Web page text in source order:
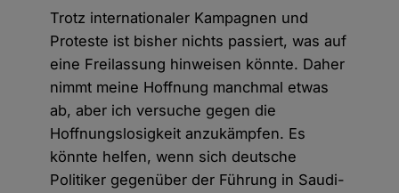
Trotz internationaler Kampagnen und
Proteste ist bisher nichts passiert, was auf
eine Freilassung hinweisen könnte. Daher
nimmt meine Hoffnung manchmal etwas
ab, aber ich versuche gegen die
Hoffnungslosigkeit anzukämpfen. Es
könnte helfen, wenn sich deutsche
Politiker gegenüber der Führung in Saudi-